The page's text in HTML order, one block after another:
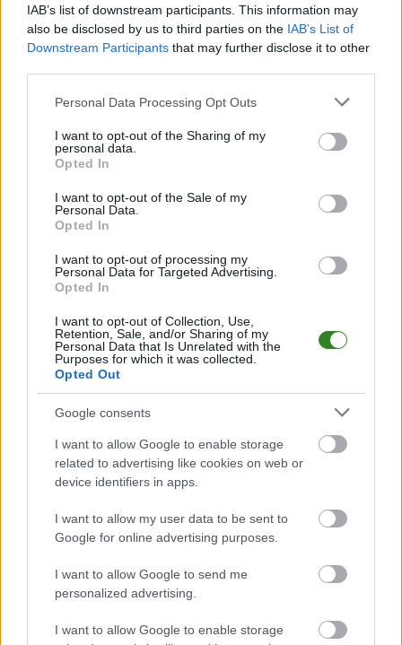
IAB’s list of downstream participants. This information may
also be disclosed by us to third parties on the IAB’s List of
Downstream Participants that may further disclose it to other
Please note that this website/app uses one or more Google
not limited to your visit or usage behaviour. You may click to
grant or deny consent to Google and its third-party tags to
use your data for below specified purposes in below Google
consent section.
Personal Data Processing Opt Outs
I want to opt-out of the Sharing of my
personal data.
Opted In
I want to opt-out of the Sale of my
Personal Data.
Opted In
I want to opt-out of processing my
Personal Data for Targeted Advertising.
Opted In
I want to opt-out of Collection, Use,
Retention, Sale, and/or Sharing of my
Personal Data that Is Unrelated with the
Purposes for which it was collected.
Opted Out
Google consents
I want to allow Google to enable storage
related to advertising like cookies on web or
device identifiers in apps.
I want to allow my user data to be sent to
Google for online advertising purposes.
I want to allow Google to send me
personalized advertising.
I want to allow Google to enable storage
Informacje o składach i strzelcach
W miarę dostępności danych, publikujemyskłady wyjściowe,
aktualizujemy zależnie od poziomu ligi i dostępnych źródeł.
Śledź mecze swojej drużyny
Jeśli jesteś kibicem klubu Orzeł Faliszówka lub Ostoja Kołaczyce - zaglądaj
tutaj częściej. Nasz serwis regularnie dostarcza informacje o terminach
meczów, wynikach, transferach i newsach klubowych
piłkarskichw województwie. Sprawdź nasze relacje, śledź ulubioną ligę i
bądź na bieżąco z wydarzeniami z boisk!
Orzeł Faliszówka - Ostoja Kołaczyceodbędzie się w ramach 21.
kolejki - Krosno > Klasa A, gr. III. Spotkanie zostanie rozegrane w dniu 16
Orzeł Faliszówkaprzystępuje do tego spotkania w roli gospodarza. Jak
drużyna radzi sobie w sezonie 2025/2026 rozgrywek Krosno > Klasa A, gr.
III przed własną publicznością? Na tej stronie możecie zobaczyć tabelę
uwzględniającą tylko mecze u siebie. W tabeli biorącej pod uwagę tylko
mecze wyjazdowe możecie natomiast sprawdzić jak spisuje się klub
Ostoja Kołaczyce.
Krosno > Klasa A, gr. III - sytuacja w tabeli
Przed meczami 21. kolejki - Krosno > Klasa A, gr. III gospodarze (Orzeł
Faliszówka) zajmują11. miejscew tabeli. Goście (Ostoja Kołaczyce)
Poniżej znajdziesz także ostatnie mecze obu drużyn oraz statystyki
bramkowe.
Orzeł Faliszówka vs. Ostoja Kołaczyce - relacja, wynik na żywo,
transmisja
Wynik meczu Orzeł Faliszówka - Ostoja Kołaczyce znajdziesz na naszej
stronie zaraz po jego zakończeniu. Jeżeli szukasz informacji meczowych,
zajrzyj tutaj:Orzeł Faliszówka vs. Ostoja Kołaczyce - wynik, składy,